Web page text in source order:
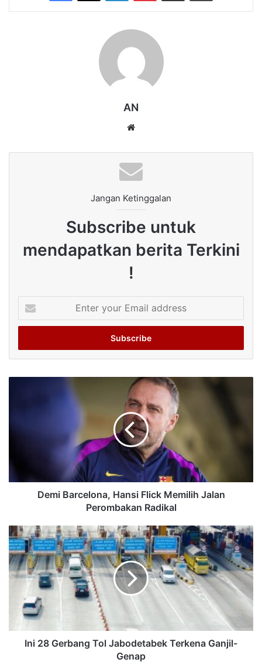
AN
Jangan Ketinggalan
Subscribe untuk
mendapatkan berita Terkini
!
your
Email
Demi Barcelona, Hansi Flick Memilih Jalan
Perombakan Radikal
Ini 28 Gerbang Tol Jabodetabek Terkena Ganjil-
Genap